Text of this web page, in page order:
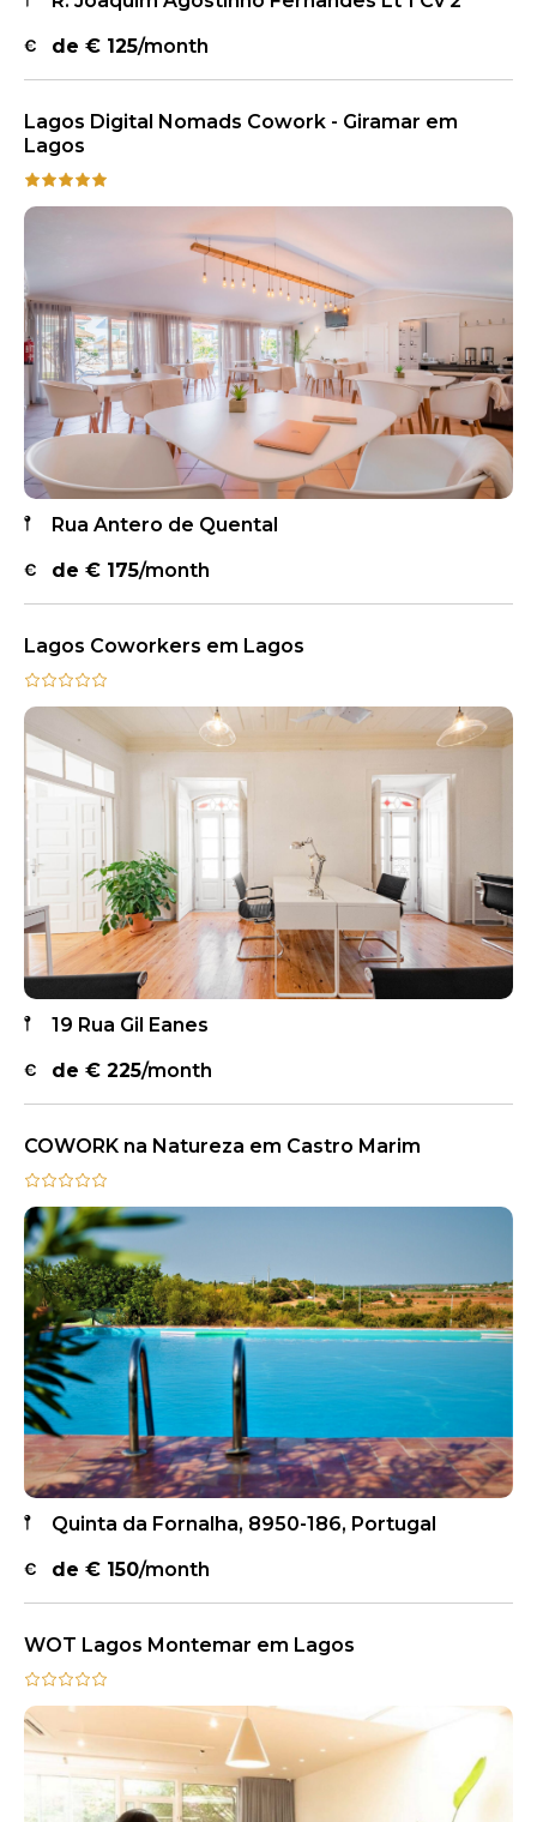
de € 125/month
Lagos Digital Nomads Cowork - Giramar em
Lagos
Rua Antero de Quental
de € 175/month
Lagos Coworkers em Lagos
19 Rua Gil Eanes
de € 225/month
COWORK na Natureza em Castro Marim
Quinta da Fornalha, 8950-186, Portugal
de € 150/month
WOT Lagos Montemar em Lagos